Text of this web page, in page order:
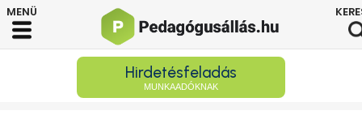
Hirdetésfeladás
MUNKAADÓKNAK